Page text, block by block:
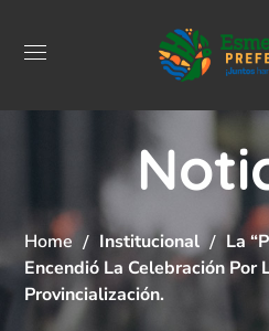
Home Institucional
La
Encendió La Celebración Por
Provincialización.